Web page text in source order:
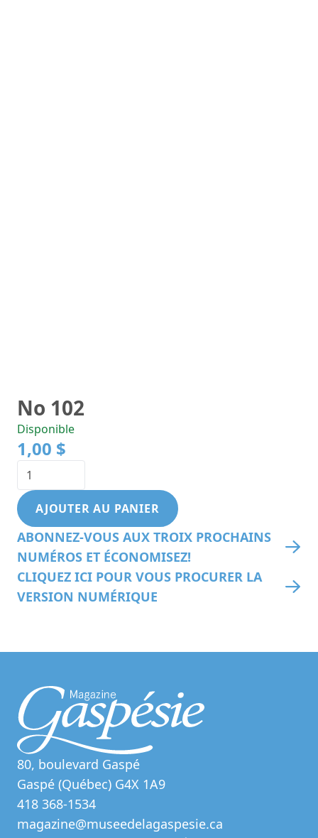
No 102
Disponible
1,00 $
AJOUTER AU PANIER
ABONNEZ-VOUS AUX TROIX PROCHAINS
NUMÉROS ET ÉCONOMISEZ!
CLIQUEZ ICI POUR VOUS PROCURER LA
VERSION NUMÉRIQUE
80, boulevard Gaspé
Gaspé (Québec) G4X 1A9
418 368-1534
magazine@museedelagaspesie.ca